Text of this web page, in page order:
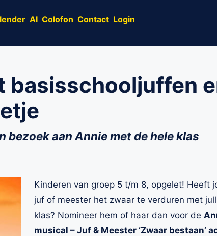
AI Colofon Contact Login
basisschooljuffen
bezoek aan Annie met de hele klas
Kinderen van groep 5 t/m 8, opgelet! Heeft
juf of meester het zwaar te verduren met
klas? Nomineer hem of haar dan voor de
musical – Juf & Meester ‘Zwaar bestaan’